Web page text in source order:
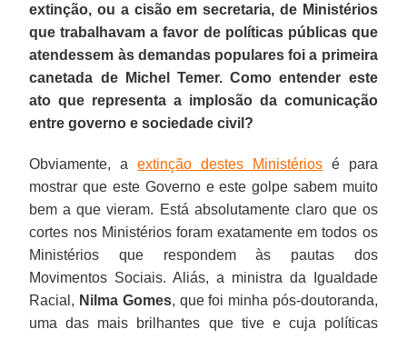
extinção, ou a cisão em secretaria, de Ministérios
que trabalhavam a favor de políticas públicas que
atendessem às demandas populares foi a primeira
canetada de Michel Temer. Como entender este
ato que representa a implosão da comunicação
entre governo e sociedade civil?
Obviamente, aextinção destes Ministériosé para
mostrar que este Governo e este golpe sabem muito
bem a que vieram. Está absolutamente claro que os
cortes nos Ministérios foram exatamente em todos os
Ministérios que respondem às pautas dos
Movimentos Sociais. Aliás, a ministra da Igualdade
Racial, Nilma Gomes, que foi minha pós-doutoranda,
uma das mais brilhantes que tive e cuja políticas